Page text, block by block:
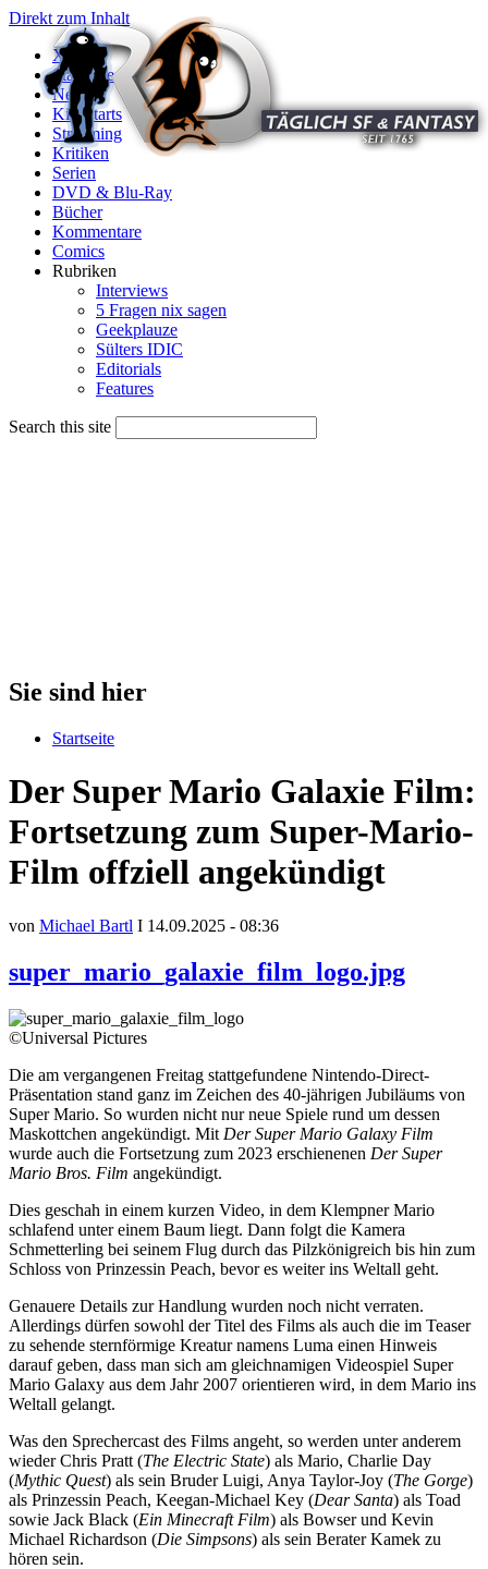
Direkt zum Inhalt
X
Startseite
News
Kinostarts
Streaming
Kritiken
Serien
DVD & Blu-Ray
Bücher
Kommentare
Comics
Rubriken
Interviews
5 Fragen nix sagen
Geekplauze
Sülters IDIC
Editorials
Features
Search this site
Sie sind hier
Startseite
Der Super Mario Galaxie Film:
Fortsetzung zum Super-Mario-
Film offziell angekündigt
von Michael Bartl I 14.09.2025 - 08:36
super_mario_galaxie_film_logo.jpg
©Universal Pictures
Die am vergangenen Freitag stattgefundene Nintendo-Direct-
Präsentation stand ganz im Zeichen des 40-jährigen Jubiläums von
Super Mario. So wurden nicht nur neue Spiele rund um dessen
Maskottchen angekündigt. Mit Der Super Mario Galaxy Film
wurde auch die Fortsetzung zum 2023 erschienenen Der Super
Mario Bros. Film angekündigt.
Dies geschah in einem kurzen Video, in dem Klempner Mario
schlafend unter einem Baum liegt. Dann folgt die Kamera
Schmetterling bei seinem Flug durch das Pilzkönigreich bis hin zum
Schloss von Prinzessin Peach, bevor es weiter ins Weltall geht.
Genauere Details zur Handlung wurden noch nicht verraten.
Allerdings dürfen sowohl der Titel des Films als auch die im Teaser
zu sehende sternförmige Kreatur namens Luma einen Hinweis
darauf geben, dass man sich am gleichnamigen Videospiel Super
Mario Galaxy aus dem Jahr 2007 orientieren wird, in dem Mario ins
Weltall gelangt.
Was den Sprechercast des Films angeht, so werden unter anderem
wieder Chris Pratt (The Electric State) als Mario, Charlie Day
(Mythic Quest) als sein Bruder Luigi, Anya Taylor-Joy (The Gorge)
als Prinzessin Peach, Keegan-Michael Key (Dear Santa) als Toad
sowie Jack Black (Ein Minecraft Film) als Bowser und Kevin
Michael Richardson (Die Simpsons) als sein Berater Kamek zu
hören sein.